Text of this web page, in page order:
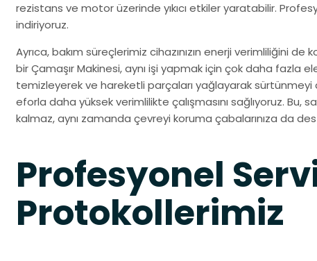
rezistans ve motor üzerinde yıkıcı etkiler yaratabilir.
indiriyoruz.
Ayrıca, bakım süreçlerimiz cihazınızın enerji verimliliğini
bir Çamaşır Makinesi, aynı işi yapmak için çok daha fazla
temizleyerek ve hareketli parçaları yağlayarak sürtünmeyi
eforla daha yüksek verimlilikte çalışmasını sağlıyoruz. Bu,
kalmaz, aynı zamanda çevreyi koruma çabalarınıza da
Profesyonel
Protokollerimiz